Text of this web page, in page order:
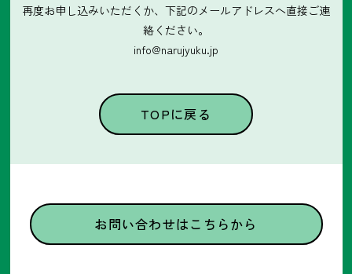
再度お申し込みいただくか、下記のメールアドレスへ直接ご連
絡ください。
info@narujyuku.jp
TOPに戻る
お問い合わせはこちらから